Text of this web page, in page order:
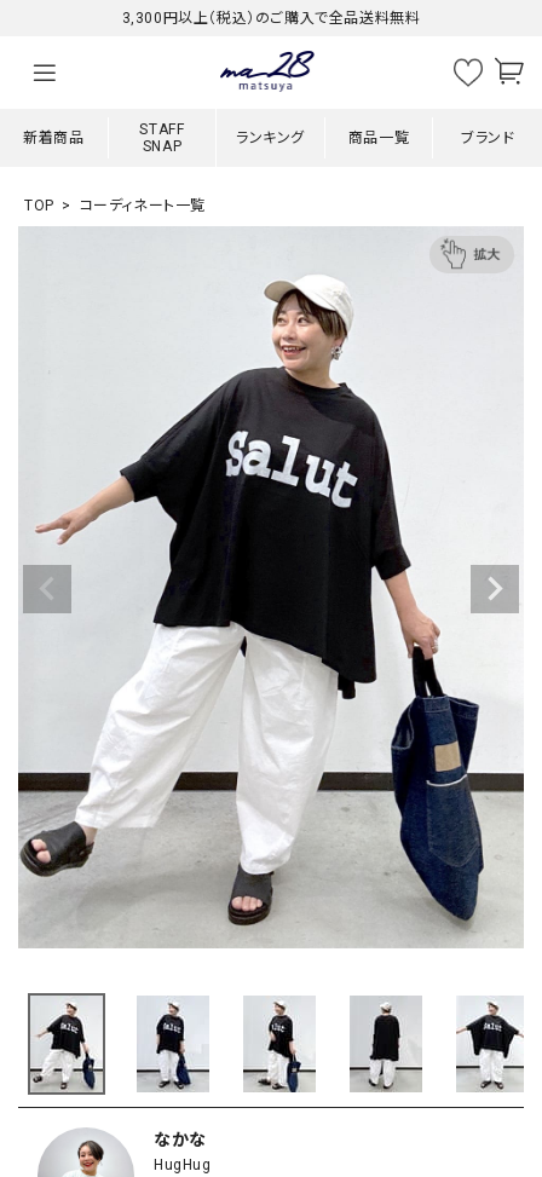
3,300円以上（税込）のご購入で全品送料無料
新着商品
STAFF
SNAP
ランキング 商品一覧 ブランド
TOP コーディネート一覧
なかな
HugHug